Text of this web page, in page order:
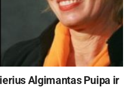
Algimantas Puipa ir